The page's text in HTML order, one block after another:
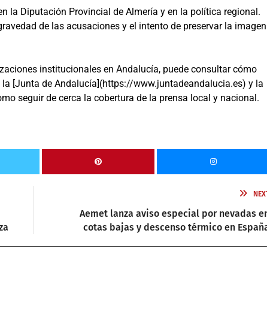
la Diputación Provincial de Almería y en la política regional.
de las acusaciones y el intento de preservar la imagen
institucionales en Andalucía, puede consultar cómo
[Junta de Andalucía](https://www.juntadeandalucia.es) y la
seguir de cerca la cobertura de la prensa local y nacional.
Aemet lanza aviso especial por nevadas
cotas bajas y descenso térmico en